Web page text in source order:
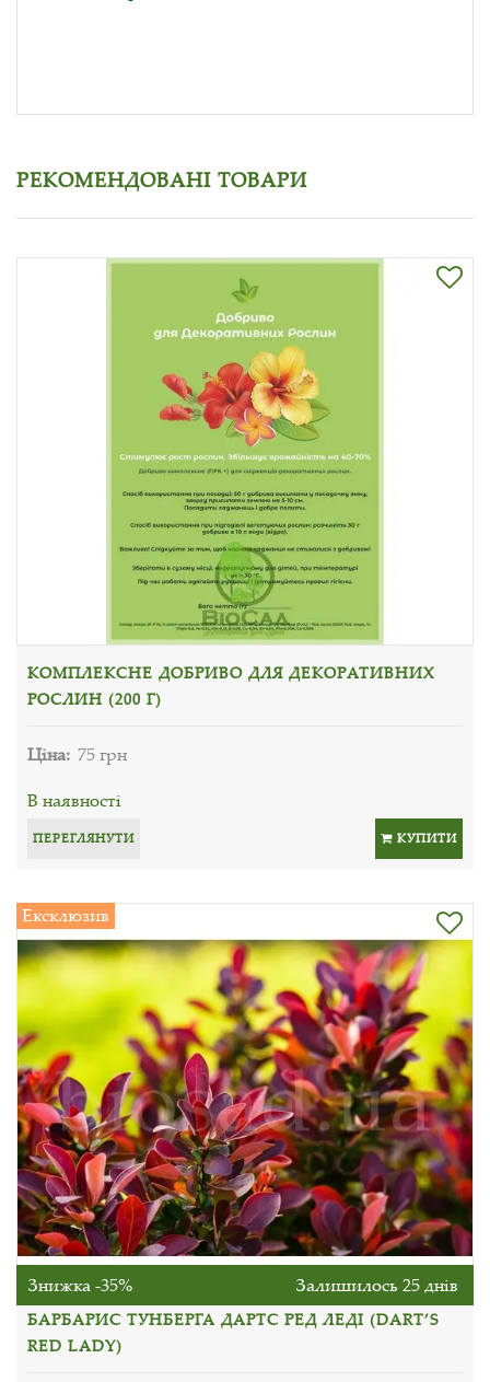
РЕКОМЕНДОВАНІ ТОВАРИ
КОМПЛЕКСНЕ ДОБРИВО ДЛЯ ДЕКОРАТИВНИХ
РОСЛИН (200 Г)
Ціна: 75 грн
В наявності
ПЕРЕГЛЯНУТИ КУПИТИ
Ексклюзив
Знижка -35% Залишилось 25 днів
БАРБАРИС ТУНБЕРГА ДАРТС РЕД ЛЕДІ (DART’S
RED LADY)